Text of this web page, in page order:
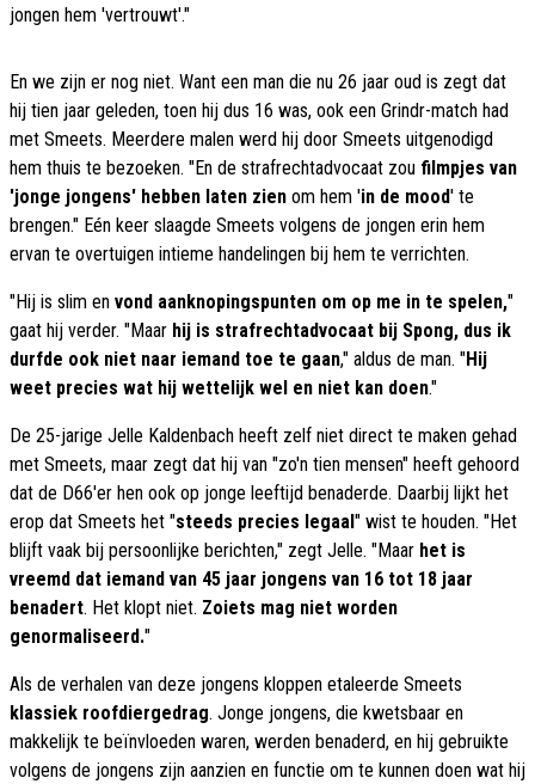
jongen hem 'vertrouwt'."
En we zijn er nog niet. Want een man die nu 26 jaar oud is zegt dat
hij tien jaar geleden, toen hij dus 16 was, ook een Grindr-match had
met Smeets. Meerdere malen werd hij door Smeets uitgenodigd
hem thuis te bezoeken. "En de strafrechtadvocaat zou filmpjes van
'jonge jongens' hebben laten zien om hem 'in de mood' te
brengen." Eén keer slaagde Smeets volgens de jongen erin hem
ervan te overtuigen intieme handelingen bij hem te verrichten.
"Hij is slim en vond aanknopingspunten om op me in te spelen,"
gaat hij verder. "Maar hij is strafrechtadvocaat bij Spong, dus ik
durfde ook niet naar iemand toe te gaan," aldus de man. "Hij
weet precies wat hij wettelijk wel en niet kan doen."
De 25-jarige Jelle Kaldenbach heeft zelf niet direct te maken gehad
met Smeets, maar zegt dat hij van "zo'n tien mensen" heeft gehoord
dat de D66'er hen ook op jonge leeftijd benaderde. Daarbij lijkt het
erop dat Smeets het "steeds precies legaal " wist te houden. "Het
blijft vaak bij persoonlijke berichten," zegt Jelle. "Maar het is
vreemd dat iemand van 45 jaar jongens van 16 tot 18 jaar
benadert. Het klopt niet. Zoiets mag niet worden
genormaliseerd."
Als de verhalen van deze jongens kloppen etaleerde Smeets
klassiek roofdiergedrag. Jonge jongens, die kwetsbaar en
makkelijk te beïnvloeden waren, werden benaderd, en hij gebruikte
volgens de jongens zijn aanzien en functie om te kunnen doen wat hij